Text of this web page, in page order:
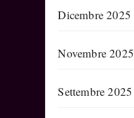
Dicembre 2025
Novembre 2025
Settembre 2025